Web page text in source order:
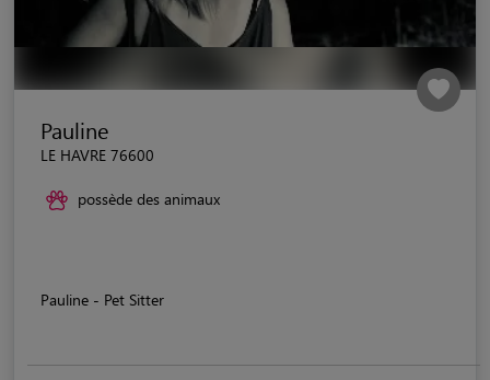
Pauline
LE HAVRE 76600
possède des animaux
Pauline - Pet Sitter